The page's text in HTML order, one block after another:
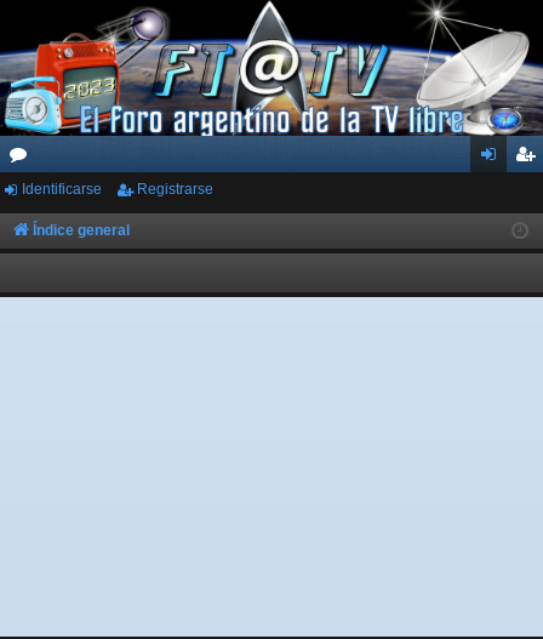
or
os
ar
ist
rs
Identificarse Registrarse
Índice general